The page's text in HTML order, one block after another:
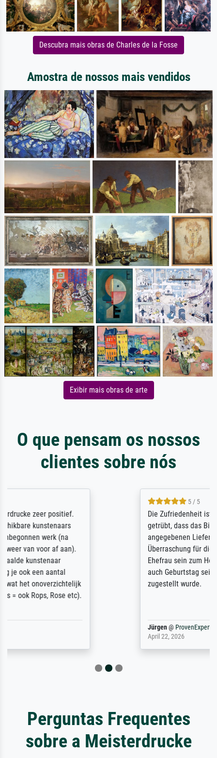
Descubra mais obras de Charles de la Fosse
Amostra de nossos mais vendidos
Exibir mais obras de arte
O que pensam os nossos
clientes sobre nós
Die Zufriedenheit ist auch nicht dadurch
getrübt, dass das Bild entgegen einer
angegebenen Lieferanschrift (sollte eine
Überraschung für die normannische
Ehefrau sein zum Hochzeits- gleichzeitig
auch Geburtstag sein) doch nach zu Hause
zugestellt wurde.
Perguntas Frequentes
sobre a Meisterdrucke